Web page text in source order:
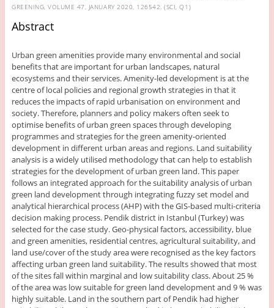
GREENING, VOLUME 47, JANUARY 2020, 126542. (SCI, Q1)
Abstract
Urban green amenities provide many environmental and social
benefits that are important for urban landscapes, natural
ecosystems and their services. Amenity-led development is at the
centre of local policies and regional growth strategies in that it
reduces the impacts of rapid urbanisation on environment and
society. Therefore, planners and policy makers often seek to
optimise benefits of urban green spaces through developing
programmes and strategies for the green amenity-oriented
development in different urban areas and regions. Land suitability
analysis is a widely utilised methodology that can help to establish
strategies for the development of urban green land. This paper
follows an integrated approach for the suitability analysis of urban
green land development through integrating fuzzy set model and
analytical hierarchical process (AHP) with the GIS-based multi-criteria
decision making process. Pendik district in Istanbul (Turkey) was
selected for the case study. Geo-physical factors, accessibility, blue
and green amenities, residential centres, agricultural suitability, and
land use/cover of the study area were recognised as the key factors
affecting urban green land suitability. The results showed that most
of the sites fall within marginal and low suitability class. About 25 %
of the area was low suitable for green land development and 9 % was
highly suitable. Land in the southern part of Pendik had higher